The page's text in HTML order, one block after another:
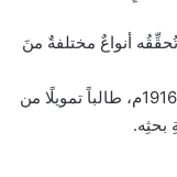
أنواعٌ مختلفةٌ منَ
كانت وثيقتُه الكلاسيكيَّةُ دراسةً كتبَها في عام 1916م، طالباً تمويلًا من